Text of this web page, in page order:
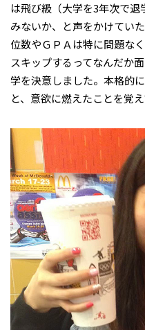
は飛び級（大学を3年次で
みないか、と声をかけてい
位数やＧＰＡは特に問題な
スキップするってなんだか
学を決意しました。本格的
と、意欲に燃えたことを覚え